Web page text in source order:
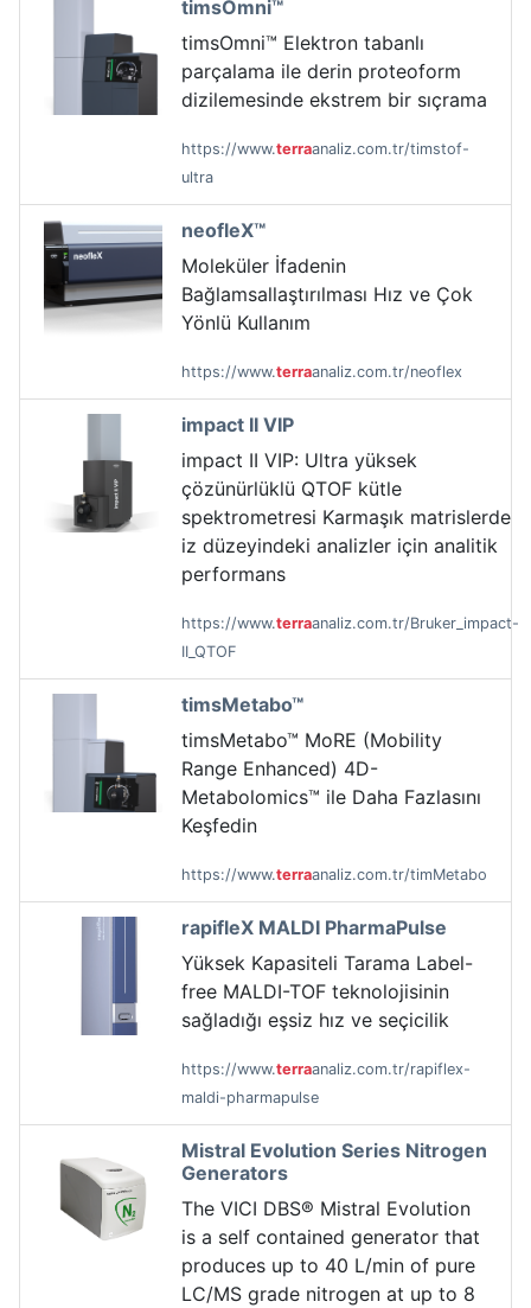
timsOmni™
timsOmni™ Elektron tabanlı
parçalama ile derin proteoform
dizilemesinde ekstrem bir sıçrama
https://www.terraanaliz.com.tr/timstof-
ultra
neofleX™
Moleküler İfadenin
Bağlamsallaştırılması Hız ve Çok
Yönlü Kullanım
https://www.terraanaliz.com.tr/neoflex
impact II VIP
impact II VIP: Ultra yüksek
çözünürlüklü QTOF kütle
spektrometresi Karmaşık matrislerde
iz düzeyindeki analizler için analitik
performans
https://www.terraanaliz.com.tr/Bruker_impact-
II_QTOF
timsMetabo™
timsMetabo™ MoRE (Mobility
Range Enhanced) 4D-
Metabolomics™ ile Daha Fazlasını
Keşfedin
https://www.terraanaliz.com.tr/timMetabo
rapifleX MALDI PharmaPulse
Yüksek Kapasiteli Tarama Label-
free MALDI-TOF teknolojisinin
sağladığı eşsiz hız ve seçicilik
https://www.terraanaliz.com.tr/rapiflex-
maldi-pharmapulse
Mistral Evolution Series Nitrogen
Generators
The VICI DBS® Mistral Evolution
is a self contained generator that
produces up to 40 L/min of pure
LC/MS grade nitrogen at up to 8